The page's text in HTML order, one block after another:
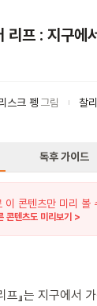
리프 : 지구에
스크 펭 그림 찰
독후 가이드
이 콘텐츠만 미리 볼
콘텐츠도 미리보기 >
프』는 지구에서